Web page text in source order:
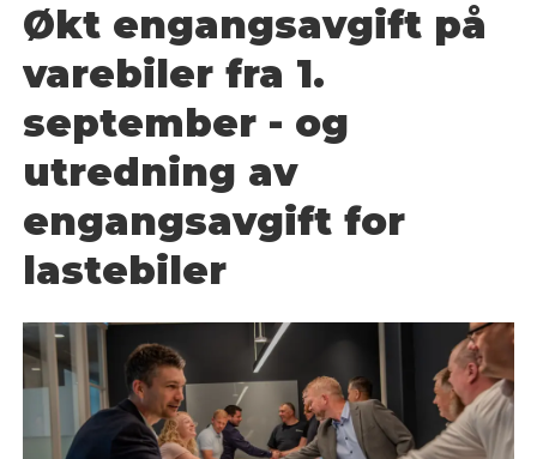
Økt engangsavgift på
varebiler fra 1.
september - og
utredning av
engangsavgift for
lastebiler